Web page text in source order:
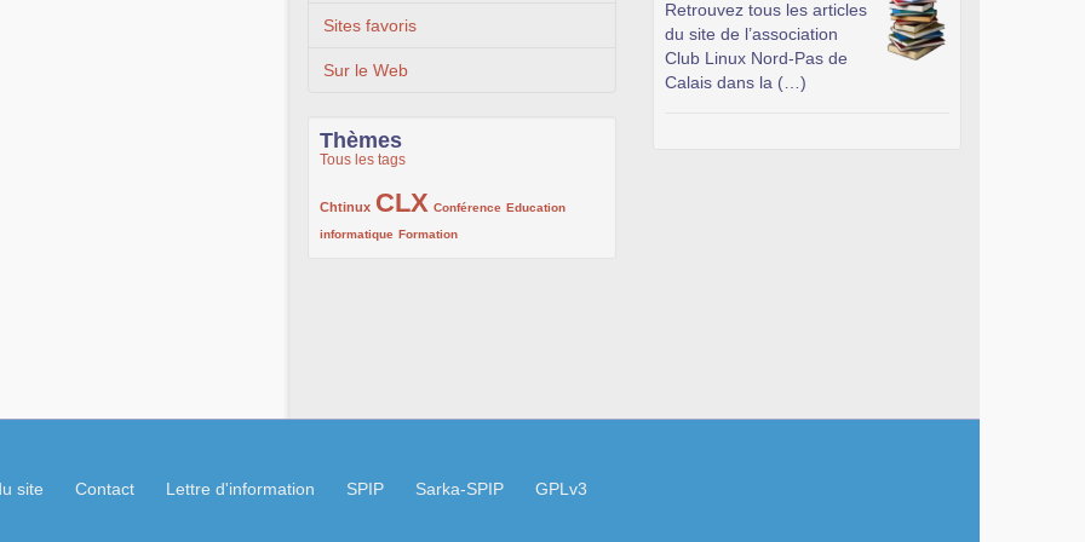
Sites favoris
Sur le Web
Thèmes
Tous les tags
Chtinux
222/1002CLX
1002/1002 Conférence
132/1002
Education
informatique
119/1002 Formation
168/1002
Retrouvez tous les articles
du site de l’association
Club Linux Nord-Pas de
Calais dans la (…)
site Contact Lettre d'information SPIP Sarka-SPIP GPLv3